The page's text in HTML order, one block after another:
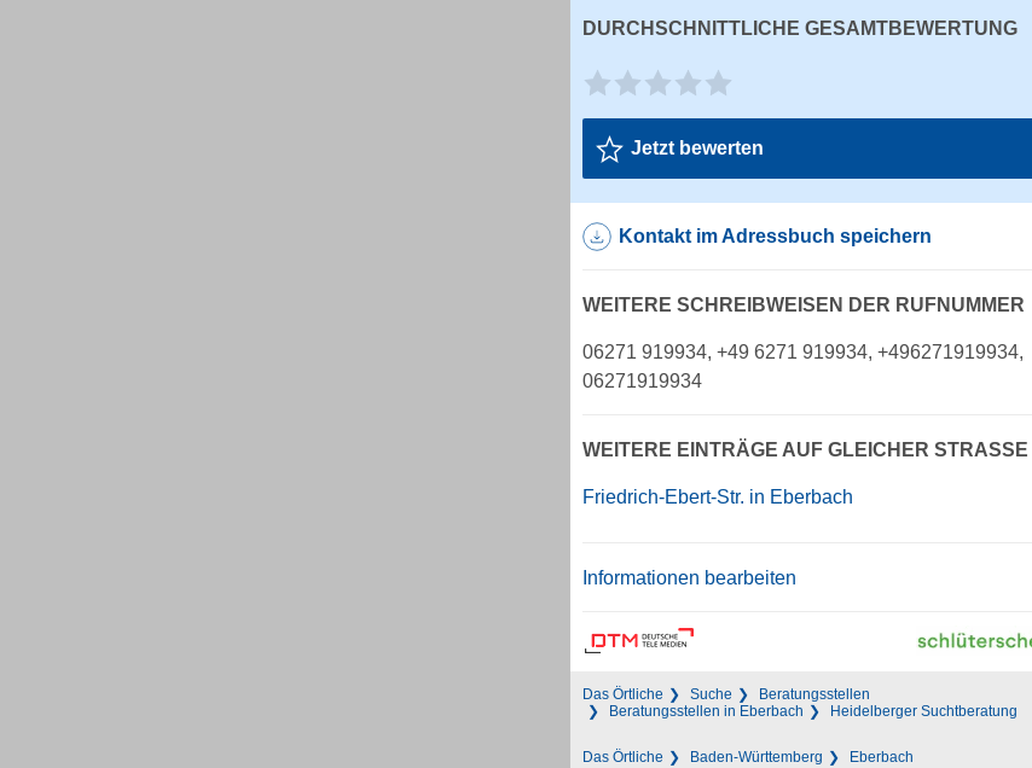
DURCHSCHNITTLICHE GESAMTBEWERTUNG
Jetzt bewerten
Kontakt im Adressbuch speichern
WEITERE SCHREIBWEISEN DER RUFNUMMER
06271 919934, +49 6271 919934, +496271919934,
06271919934
WEITERE EINTRÄGE AUF GLEICHER STRASSE
Friedrich-Ebert-Str. in Eberbach
Informationen bearbeiten
Das Örtliche Suche
Beratungsstellen
Beratungsstellen in Eberbach
Heidelberger Suchtberatung
Das Örtliche Baden-Württemberg Eberbach